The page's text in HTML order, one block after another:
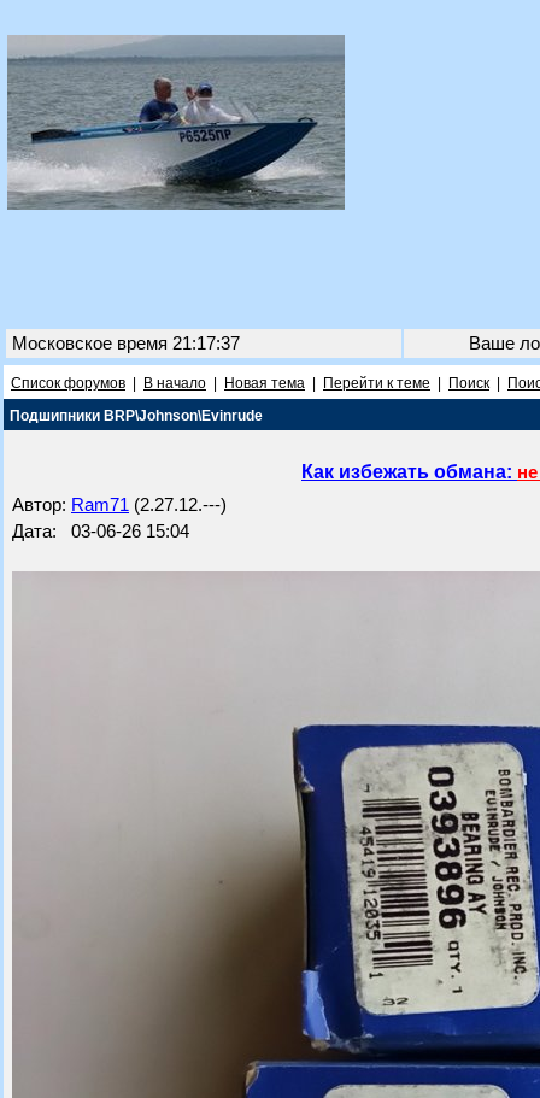
Московское время 21:17:37 Ваше
Список форумов В начало Новая тема Перейти к теме Поиск
Подшипники BRP\Johnson\Evinrude
Как избежать обмана:
Автор: Ram71 (2.27.12.---)
Дата: 03-06-26 15:04